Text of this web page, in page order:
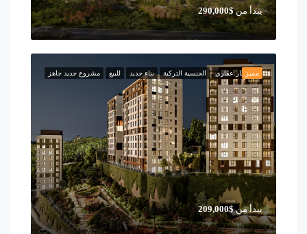
يبدأ من$290,000
استثمار عقاري الجنسية التركية بناء جديد للبيع مشروع جديد جاهز مميز
يبدأ من$209,000